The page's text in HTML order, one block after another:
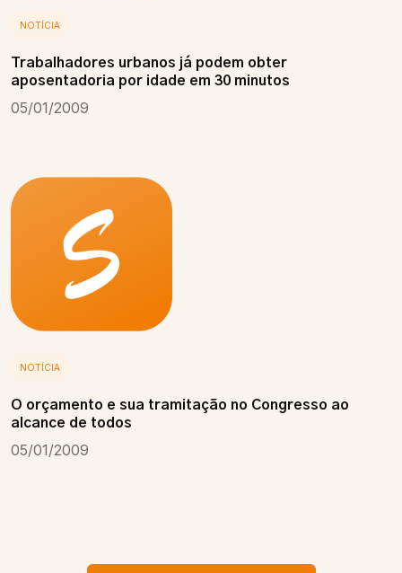
NOTÍCIA
Trabalhadores urbanos já podem obter
aposentadoria por idade em 30 minutos
05/01/2009
NOTÍCIA
O orçamento e sua tramitação no Congresso ao
alcance de todos
05/01/2009